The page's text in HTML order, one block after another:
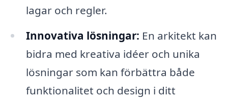
lagar och regler.
Innovativa lösningar: En arkitekt kan
bidra med kreativa idéer och unika
lösningar som kan förbättra både
funktionalitet och design i ditt